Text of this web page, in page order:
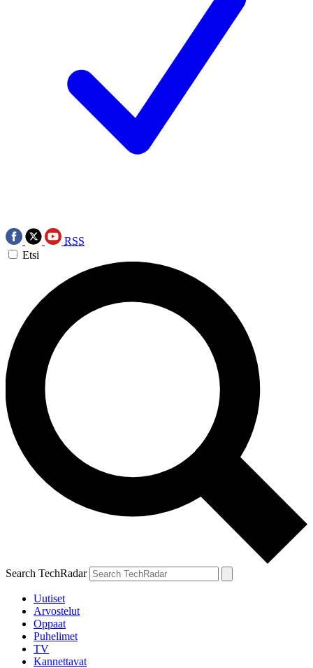
RSS
Etsi
Search TechRadar
Uutiset
Arvostelut
Oppaat
Puhelimet
TV
Kannettavat